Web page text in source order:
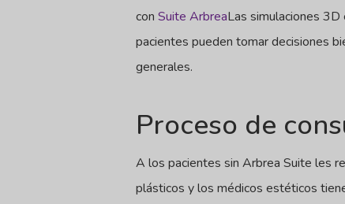
conSuite ArbreaLas simulaciones
pacientes pueden tomar decisiones
generales.
Proceso de
A los pacientes sin Arbrea Suite les
plásticos y los médicos estéticos